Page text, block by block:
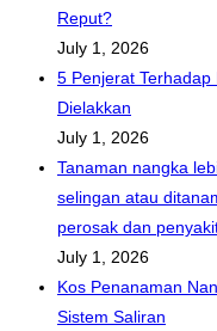
Reput?
July 1, 2026
5 Penjerat
Dielakkan
July 1, 2026
Tanaman nangka
selingan atau
perosak dan
July 1, 2026
Kos Penanaman
Sistem Saliran